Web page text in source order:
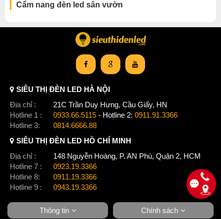
Cẩm nang đèn led sân vườn
SIÊU THỊ ĐÈN LED HÀ NỘI
Địa chỉ :
21C Trần Duy Hưng, Cầu Giấy, HN
Hotline 1 :
0933.66.5115 - Hotline 2: 0911.91.3366
Hotline 3:
0814.6666.88
SIÊU THỊ ĐÈN LED HỒ CHÍ MINH
Địa chỉ :
148 Nguyễn Hoàng, P. AN Phú, Quận 2, HCM
Hotline 7 :
0923.19.3366
Hotline 8:
0911.19.3366
Hotline 9 :
0943.19.3366
Thông tin Chính sách